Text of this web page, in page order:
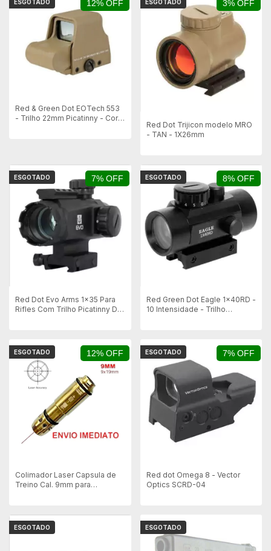
12% OFF
ESGOTADO
Red & Green Dot EOTech 553
- Trilho 22mm Picatinny - Cor
3% OFF
ESGOTADO
Red Dot Trijicon modelo MRO
- TAN - 1X26mm
7% OFF
ESGOTADO
Red Dot Evo Arms 1x35 Para
Rifles Com Trilho Picatinny De
8% OFF
ESGOTADO
Red Green Dot Eagle 1x40RD -
10 Intensidade - Trilho
12% OFF
ESGOTADO
Colimador Laser Capsula de
Treino Cal. 9mm para
7% OFF
ESGOTADO
Red dot Omega 8 - Vector
Optics SCRD-04
ESGOTADO ESGOTADO